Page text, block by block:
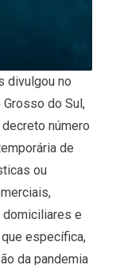
divulgou no
do Sul,
número
de
ou
e
específica,
da pandemia